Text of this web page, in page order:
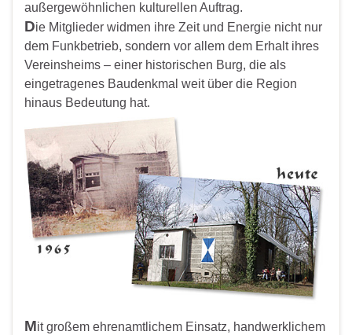
außergewöhnlichen kulturellen Auftrag.
Die Mitglieder widmen ihre Zeit und Energie nicht nur
dem Funkbetrieb, sondern vor allem dem Erhalt ihres
Vereinsheims – einer historischen Burg, die als
eingetragenes Baudenkmal weit über die Region
hinaus Bedeutung hat.
Mit großem ehrenamtlichem Einsatz, handwerklichem